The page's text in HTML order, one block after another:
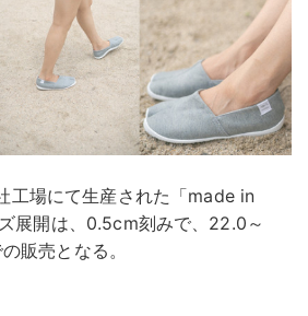
工場にて生産された「made in
展開は、0.5cm刻みで、22.0～
販売となる。